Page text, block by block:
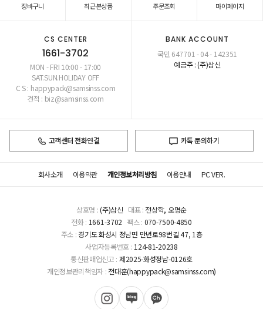
장바구니 최근본상품 주문조회 마이페이지
CS CENTER
1661-3702
MON - FRI 10:00 - 17:00
SAT.SUN.HOLIDAY OFF
C S : happypack@samsinss.com
견적 : biz@samsinss.com
BANK ACCOUNT
국민 647701 - 04 - 142351
예금주 : (주)삼신
고객센터 전화연결 카톡 문의하기
회사소개 이용약관 개인정보처리방침 이용안내 PC VER.
상호명 :(주)삼신 대표 : 전상학, 오명순
전화 : 1661-3702 팩스 : 070-7500-4850
주소 : 경기도 화성시 정남면 만년로98번길 47, 1층
사업자등록번호 : 124-81-20238
통신판매업신고 : 제2025-화성정남-0126호
개인정보관리책임자 : 전대훈(happypack@samsinss.com)